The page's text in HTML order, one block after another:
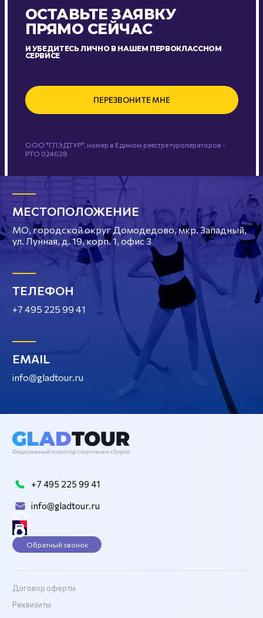
ОСТАВЬТЕ ЗАЯВКУ
ПРЯМО СЕЙЧАС
И УБЕДИТЕСЬ ЛИЧНО В НАШЕМ ПЕРВОКЛАССНОМ
СЕРВИСЕ
ПЕРЕЗВОНИТЕ МНЕ
ООО "ГЛЭДТУР", номер в Едином реестре туроператоров -
РТО 024628
МЕСТОПОЛОЖЕНИЕ
МО, городской округ Домодедово, мкр. Западный,
ул. Лунная, д. 19, корп. 1, офис 3
ТЕЛЕФОН
+7 495 225 99 41
EMAIL
info@gladtour.ru
+7 495 225 99 41
info@gladtour.ru
Обратный звонок
Договор оферты
Реквизиты